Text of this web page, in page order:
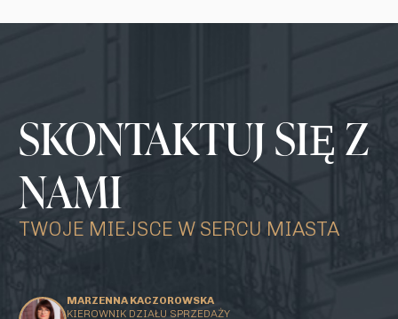
SKONTAKTUJ SIĘ Z
NAMI
TWOJE MIEJSCE W SERCU MIASTA
MARZENNA KACZOROWSKA
KIEROWNIK DZIAŁU SPRZEDAŻY